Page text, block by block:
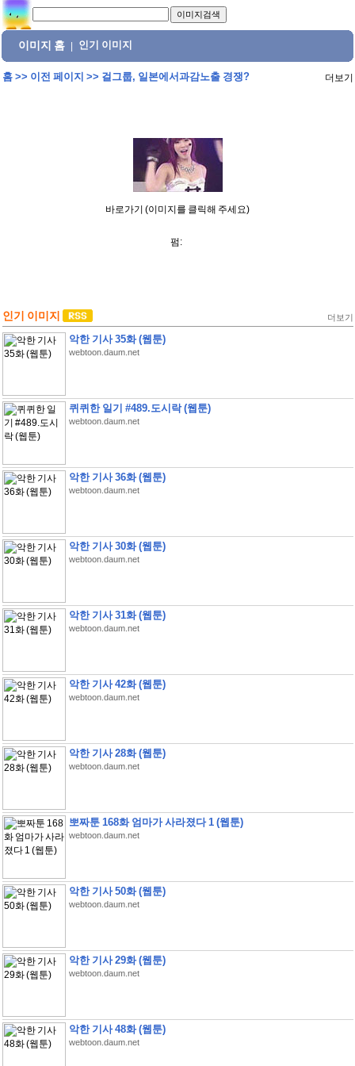
이미지 홈 인기 이미지
홈>> 이전 페이지 >> 걸그룹, 일본에서과감노출 경쟁? 더보기
바로가기 (이미지를 클릭해 주세요)
펌:
인기 이미지 더보기
악한 기사 35화 (웹툰)
webtoon.daum.net
퀴퀴한 일기 #489.도시락 (웹툰)
webtoon.daum.net
악한 기사 36화 (웹툰)
webtoon.daum.net
악한 기사 30화 (웹툰)
webtoon.daum.net
악한 기사 31화 (웹툰)
webtoon.daum.net
악한 기사 42화 (웹툰)
webtoon.daum.net
악한 기사 28화 (웹툰)
webtoon.daum.net
뽀짜툰 168화 엄마가 사라졌다 1 (웹툰)
webtoon.daum.net
악한 기사 50화 (웹툰)
webtoon.daum.net
악한 기사 29화 (웹툰)
webtoon.daum.net
악한 기사 48화 (웹툰)
webtoon.daum.net